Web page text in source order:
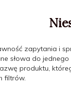
zapytania i
słowa do jednego
produktu,
filtrów.